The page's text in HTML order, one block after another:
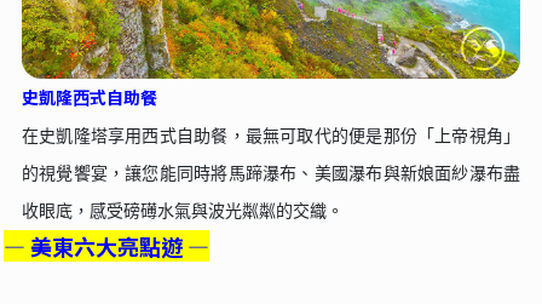
史凱隆⻄式⾃助餐
在史凱隆塔享⽤⻄式⾃助餐，最無可取代的便是那份「上帝視⾓」
的視覺饗宴，讓您能同時將⾺蹄瀑布、美國瀑布與新娘⾯紗瀑布盡
收眼底，感受磅礡⽔氣與波光粼粼的交織。
— 美東六大亮點遊 —